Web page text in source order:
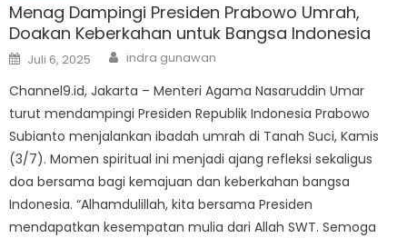
Menag Dampingi Presiden Prabowo Umrah,
Doakan Keberkahan untuk Bangsa Indonesia
Posted
on
Juli 6, 2025 Author
indra gunawan
Channel9.id, Jakarta – Menteri Agama Nasaruddin Umar
turut mendampingi Presiden Republik Indonesia Prabowo
Subianto menjalankan ibadah umrah di Tanah Suci, Kamis
(3/7). Momen spiritual ini menjadi ajang refleksi sekaligus
doa bersama bagi kemajuan dan keberkahan bangsa
Indonesia. “Alhamdulillah, kita bersama Presiden
mendapatkan kesempatan mulia dari Allah SWT. Semoga